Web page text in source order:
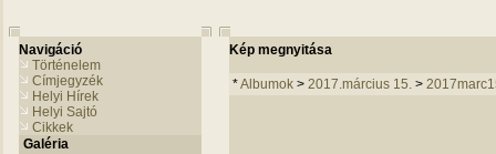
Navigáció
Történelem
Címjegyzék
Helyi Hírek
Helyi Sajtó
Cikkek
Galéria
Kép megnyitása
*Albumok > 2017.március 15. >